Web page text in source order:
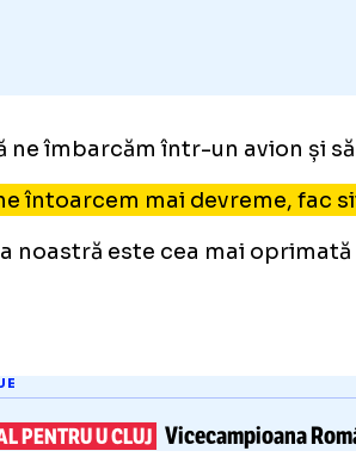
ne îmbarcăm într-un avion și
întoarcem mai devreme, fac
noastră este cea mai
PENTRU U CLUJ Vicecampioana
lui Mohammad Mohebi din Iran - Noua